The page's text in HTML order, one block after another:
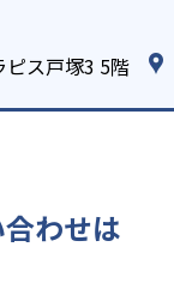
ス戸塚3 5階
わせは